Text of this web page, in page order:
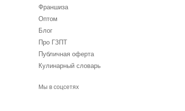
Франшиза
Оптом
Блог
Про ГЗПТ
Публичная оферта
Кулинарный словарь
Мы в соцсетях